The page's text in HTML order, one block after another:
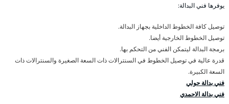
يوفرها فني البدالة:
توصيل كافة الخطوط الداخلية بجهاز البدالة.
توصيل الخطوط الخارجية أيضا.
برمجة البدالة ليتمكن الفني من التحكم بها.
قدرة عالية في توصيل الخطوط في السنترالات ذات السعة الصغيرة والسنترالات ذات
السعة الكبيرة.
فني بدالة حولي
فني بدالة الاحمدي